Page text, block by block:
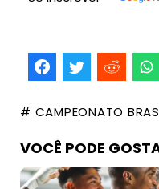
# CAMPEONATO
VOCÊ PODE